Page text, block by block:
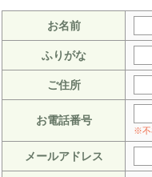
お名前
ふりがな
ご住所
お電話番号
※不
メールアドレス